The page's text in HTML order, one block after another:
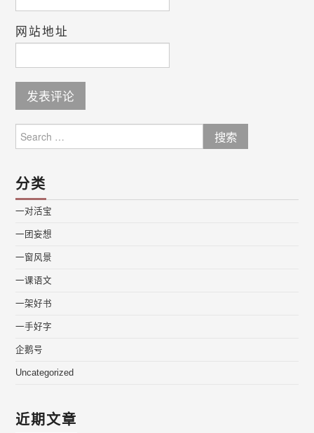
网站地址
for:
分类
一对活宝
一团妄想
一窗风景
一课语文
一架好书
一手好字
企鹅号
Uncategorized
近期文章